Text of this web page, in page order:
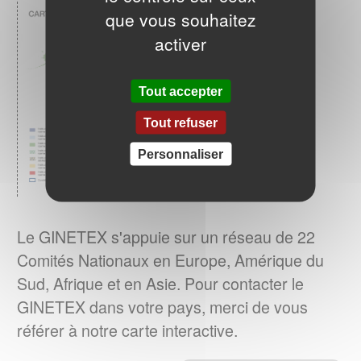
les consommateurs dans l’entretien de leurs
vêtements.
EN SAVOIR PLUS
ENTRETIEN DU LINGE – Quelle
consommation d’énergie pour le séchage
des textiles ?
Le GINETEX dévoile les
principaux enseignements de son étude sur
son impact sur les cycles de séchage.
La norme ISO 3758:2023 a été publiée
Le 6 décembre 2023, a norme ISO
3758:2023, Textiles – Code d'étiquetage
d'entretien utilisant des symboles, a été
Le GINETEX s'appuie sur un réseau de 22
Comités Nationaux en Europe, Amérique du
Sud, Afrique et en Asie. Pour contacter le
GINETEX dans votre pays, merci de vous
référer à notre carte interactive.
que vous souhaitez
activer
Tout accepter
Tout refuser
Personnaliser